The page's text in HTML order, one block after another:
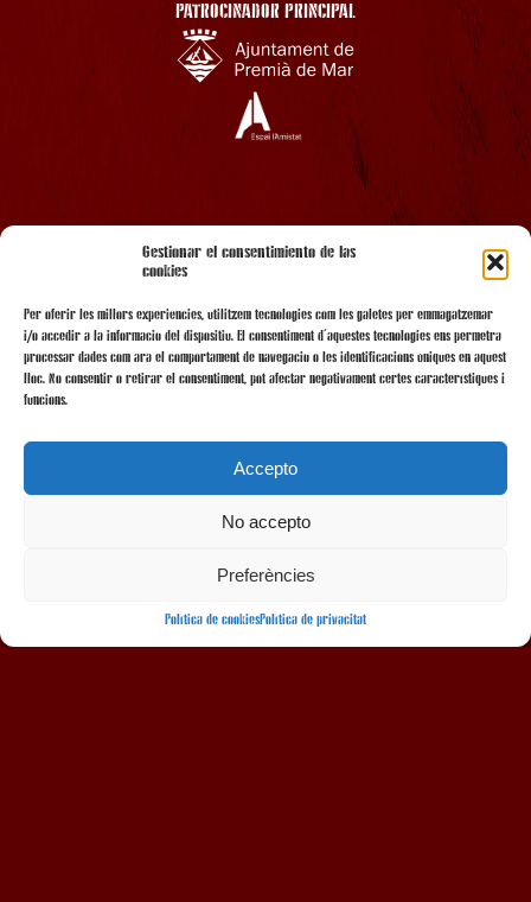
Gestionar el consentimiento de las
cookies
Per oferir les millors experiències, utilitzem tecnologies com les galetes per emmagatzemar
i/o accedir a la informació del dispositiu. El consentiment d'aquestes tecnologies ens permetrà
processar dades com ara el comportament de navegació o les identificacions úniques en aquest
lloc. No consentir o retirar el consentiment, pot afectar negativament certes característiques i
funcions.
Accepto
No accepto
Preferències
Política de cookiesPolítica de privacitat
PATROCINADOR PRINCIPAL
AMB EL SUPORT
AMB LA COL·LABORACIÓ